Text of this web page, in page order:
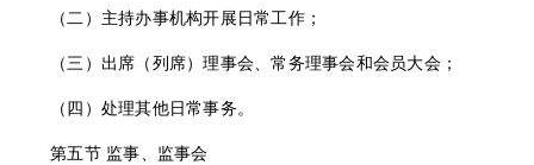
（二）主持办事机构开展日常工作；
（三）出席（列席）理事会、常务理事会和会员大会；
（四）处理其他日常事务。
第五节 监事、监事会